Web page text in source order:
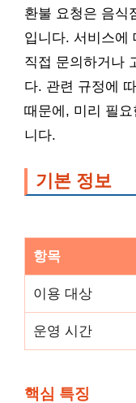
환불 요청은 음식
입니다. 서비스에
직접 문의하거나
다. 관련 규정에
때문에, 미리 필
니다.
기본 정보
항목
이용 대상
운영 시간
핵심 특징